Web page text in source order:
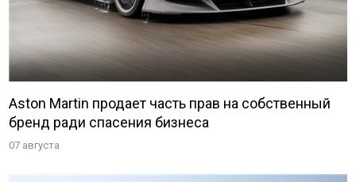
Aston Martin продает часть прав на собственный
бренд ради спасения бизнеса
07 августа